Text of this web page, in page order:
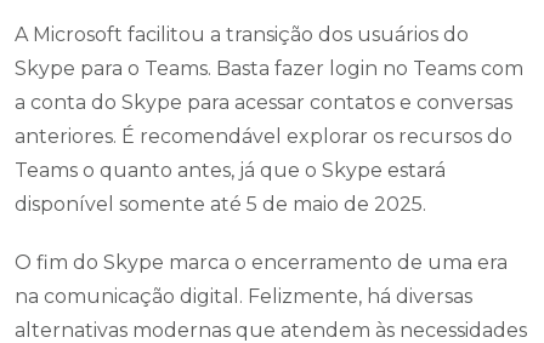
A Microsoft facilitou a transição dos usuários do
Skype para o Teams. Basta fazer login no Teams com
a conta do Skype para acessar contatos e conversas
anteriores. É recomendável explorar os recursos do
Teams o quanto antes, já que o Skype estará
disponível somente até 5 de maio de 2025.
O fim do Skype marca o encerramento de uma era
na comunicação digital. Felizmente, há diversas
alternativas modernas que atendem às necessidades